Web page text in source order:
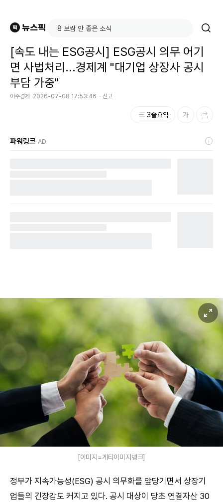
[속도 내는 ESG공시] ESG공시 의무 어기
면 사법처리...경제계 "대기업 상장사 공시
부담 가중"
아주경제 2026-07-08 17:53:46 신고
3줄요약
파워링크 AD
[이미지=게티이미지뱅크]
정부가 지속가능성(ESG) 공시 의무화를 앞당기면서 상장기
업들의 긴장감도 커지고 있다. 공시 대상이 당초 연결자산 30